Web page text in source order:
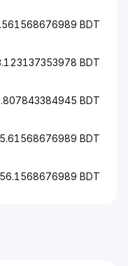
BDT
BDT
BDT
BDT
BDT